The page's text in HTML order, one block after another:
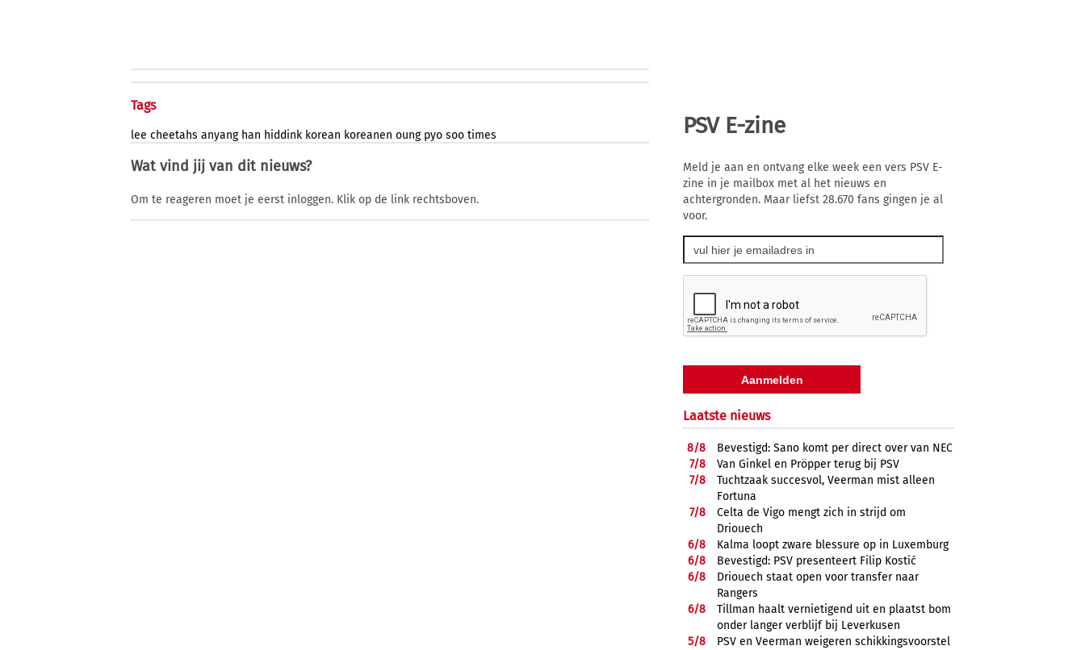
Tags
lee cheetahs anyang han hiddink korean koreanen oung pyo soo times
Wat vind jij van dit nieuws?
Om te reageren moet je eerst inloggen. Klik op de link rechtsboven.
PSV E-zine
Meld je aan en ontvang elke week een vers PSV E-
zine in je mailbox met al het nieuws en
achtergronden. Maar liefst 28.670 fans gingen je al
voor.
Laatste nieuws
8/8
Bevestigd: Sano komt per direct over van NEC
7/8
Van Ginkel en Pröpper terug bij PSV
7/8
Tuchtzaak succesvol, Veerman mist alleen
Fortuna
7/8
Celta de Vigo mengt zich in strijd om
Driouech
6/8
Kalma loopt zware blessure op in Luxemburg
6/8
Bevestigd: PSV presenteert Filip Kostić
6/8
Driouech staat open voor transfer naar
Rangers
6/8
Tillman haalt vernietigend uit en plaatst bom
onder langer verblijf bij Leverkusen
5/8
PSV en Veerman weigeren schikkingsvoorstel